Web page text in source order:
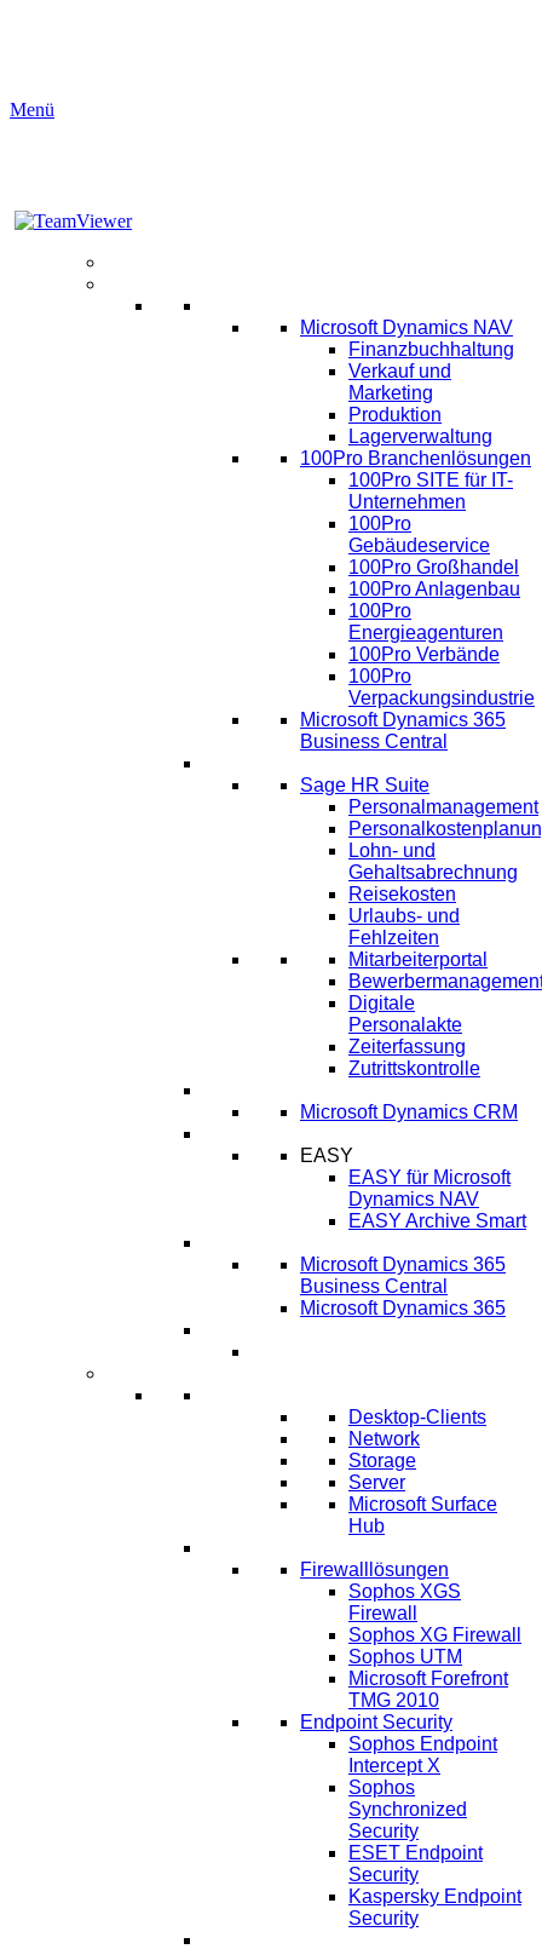
Menü
Microsoft Dynamics NAV
Finanzbuchhaltung
Verkauf und
Marketing
Produktion
Lagerverwaltung
100Pro Branchenlösungen
100Pro SITE für IT-
Unternehmen
100Pro
Gebäudeservice
100Pro Großhandel
100Pro Anlagenbau
100Pro
Energieagenturen
100Pro Verbände
100Pro
Verpackungsindustrie
Microsoft Dynamics 365
Business Central
Sage HR Suite
Personalmanagement
Lohn- und
Gehaltsabrechnung
Reisekosten
Urlaubs- und
Fehlzeiten
Mitarbeiterportal
Digitale
Personalakte
Zeiterfassung
Zutrittskontrolle
Microsoft Dynamics CRM
EASY
EASY für Microsoft
Dynamics NAV
EASY Archive Smart
Microsoft Dynamics 365
Business Central
Microsoft Dynamics 365
Desktop-Clients
Network
Storage
Server
Microsoft Surface
Hub
Firewalllösungen
Sophos XGS
Firewall
Sophos XG Firewall
Sophos UTM
Microsoft Forefront
TMG 2010
Endpoint Security
Sophos Endpoint
Intercept X
Sophos
Synchronized
Security
ESET Endpoint
Security
Kaspersky Endpoint
Security